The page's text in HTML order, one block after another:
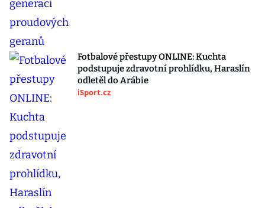
Fotbalové přestupy ONLINE: Kuchta
podstupuje zdravotní prohlídku, Haraslín
odletěl do Arábie
iSport.cz